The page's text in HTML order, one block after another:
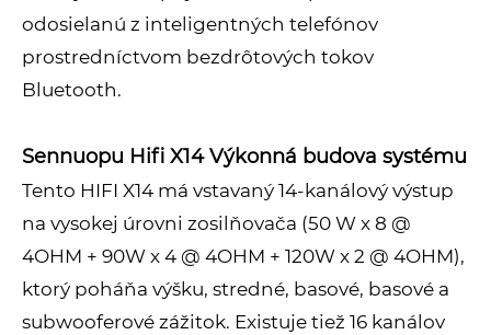
odosielanú z inteligentných telefónov
prostredníctvom bezdrôtových tokov
Bluetooth.
Sennuopu Hifi X14 Výkonná budova systému
Tento HIFI X14 má vstavaný 14-kanálový výstup
na vysokej úrovni zosilňovača (50 W x 8 @
4OHM + 90W x 4 @ 4OHM + 120W x 2 @ 4OHM),
ktorý poháňa výšku, stredné, basové, basové a
subwooferové zážitok. Existuje tiež 16 kanálov